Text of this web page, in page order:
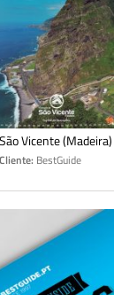
Vicente (Madeira)
Cliente: BestGuide